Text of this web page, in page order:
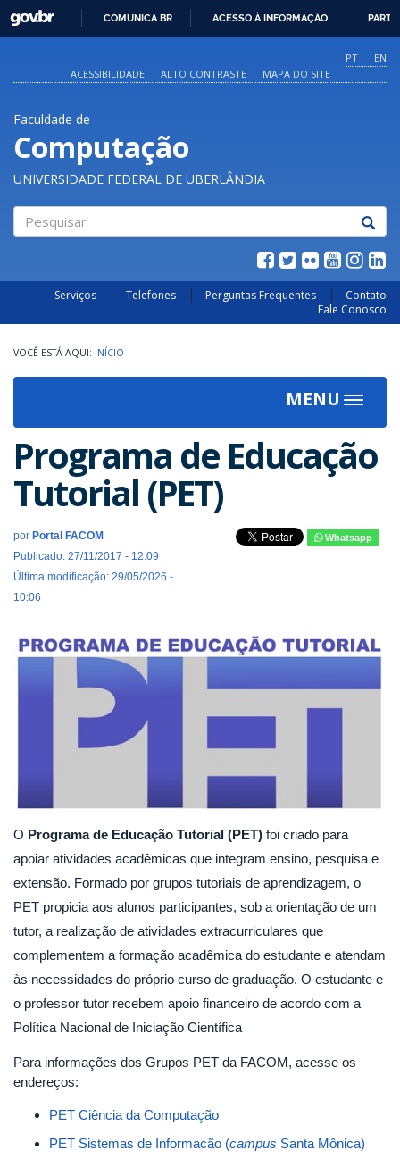
O
CONTEÚDO
GOVBR
COMUNICA BR ACESSO À INFORMAÇÃO
PT
EN
ACESSIBILIDADE
ALTO CONTRASTE MAPA DO SITE
Faculdade de
Computação
UNIVERSIDADE FEDERAL DE UBERLÂNDIA
Serviços Telefones Perguntas Frequentes
Contato
Fale Conosco
INÍCIO
MENU
Toggle
Programa de Educação
Tutorial (PET)
por Portal FACOM
Publicado: 27/11/2017 - 12:09
Última modificação: 29/05/2026 -
10:06
Whatsapp
O Programa de Educação Tutorial (PET) foi criado para
apoiar atividades acadêmicas que integram ensino, pesquisa e
extensão. Formado por grupos tutoriais de aprendizagem, o
PET propicia aos alunos participantes, sob a orientação de um
tutor, a realização de atividades extracurriculares que
complementem a formação acadêmica do estudante e atendam
às necessidades do próprio curso de graduação. O estudante e
o professor tutor recebem apoio financeiro de acordo com a
Política Nacional de Iniciação Científica
Para informações dos Grupos PET da FACOM, acesse os
endereços:
PET Ciência da Computação
PET Sistemas de Informacão (campus Santa Mônica)